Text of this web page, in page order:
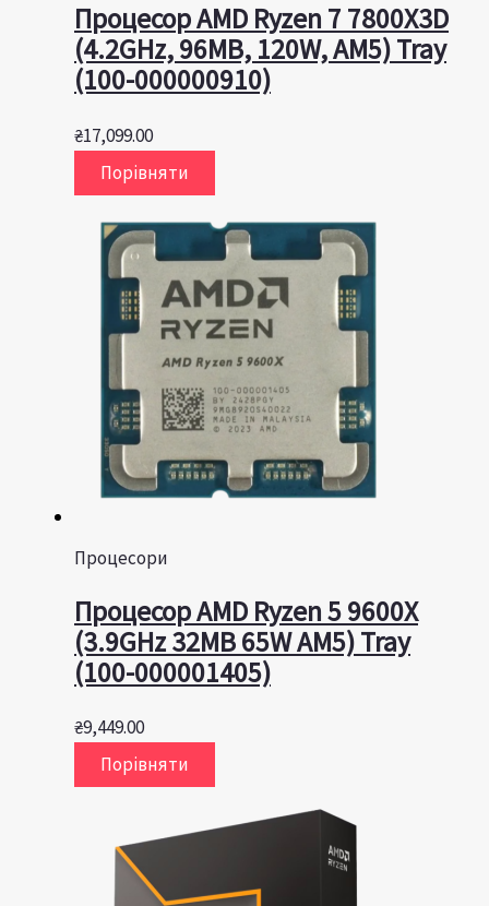
Процесор AMD Ryzen 7 7800X3D
(4.2GHz, 96MB, 120W, AM5) Tray
(100-000000910)
₴17,099.00
Порівняти
Процесори
Процесор AMD Ryzen 5 9600X
(3.9GHz 32MB 65W AM5) Tray
(100-000001405)
₴9,449.00
Порівняти